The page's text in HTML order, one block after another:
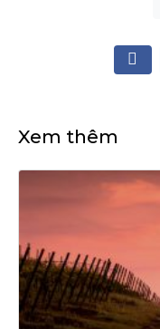
Xem thêm